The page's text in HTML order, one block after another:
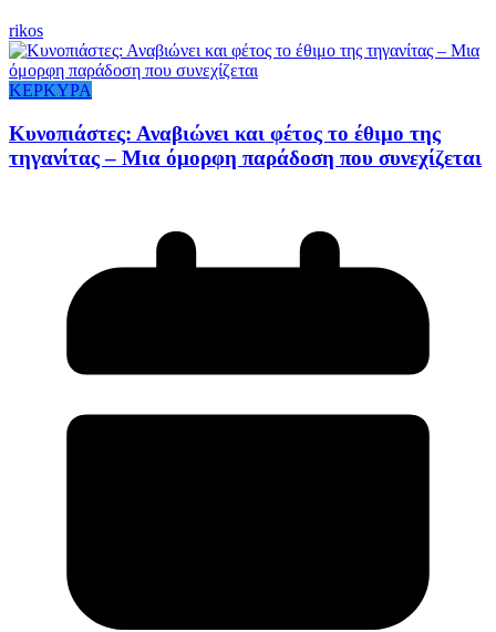
rikos
ΚΕΡΚΥΡΑ
Κυνοπιάστες: Αναβιώνει και φέτος το έθιμο της
τηγανίτας – Μια όμορφη παράδοση που συνεχίζεται